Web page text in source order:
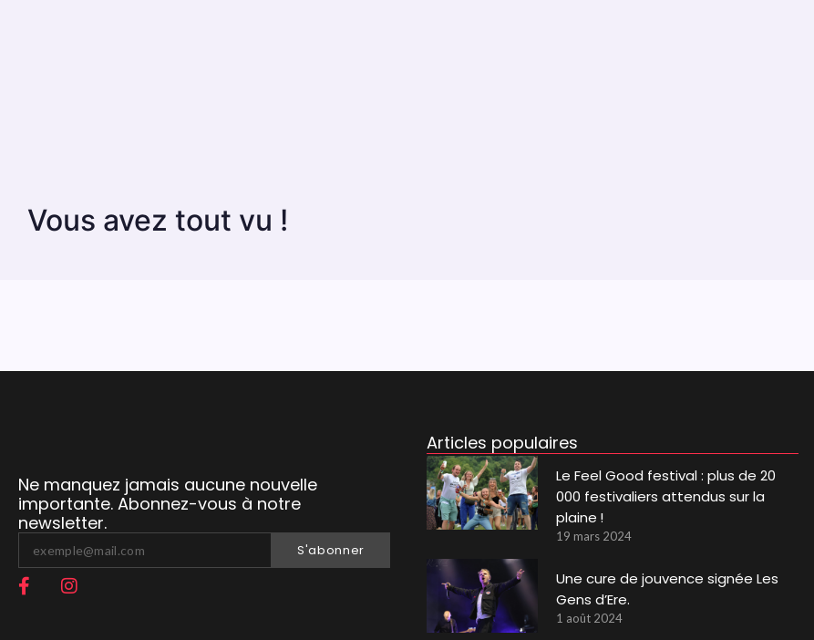
Vous avez tout vu !
Ne manquez jamais aucune nouvelle
importante. Abonnez-vous à notre
newsletter.
S'abonner
Articles populaires
Le Feel Good festival : plus de 20
000 festivaliers attendus sur la
plaine !
19 mars 2024
Une cure de jouvence signée Les
Gens d’Ere.
1 août 2024